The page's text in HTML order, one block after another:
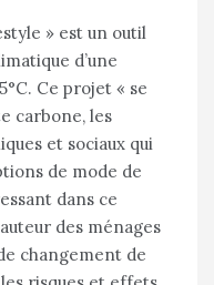
» est un outil
d’une
Ce projet « se
carbone, les
et sociaux qui
de mode de
dans ce
des ménages
changement de